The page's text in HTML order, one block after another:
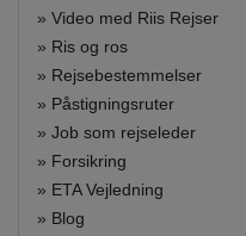
» Video med Riis Rejser
» Ris og ros
» Rejsebestemmelser
» Påstigningsruter
» Job som rejseleder
» Forsikring
» ETA Vejledning
» Blog